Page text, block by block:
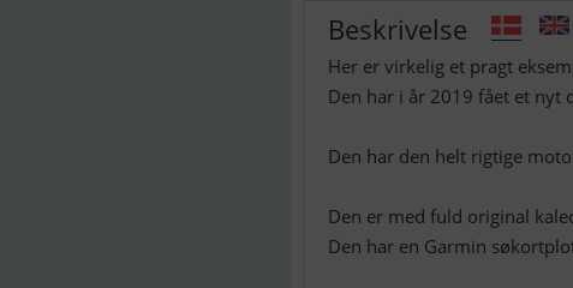
Beskrivelse
Her er virkelig et pragt
Den har i år 2019 fået et nyt
Den har den helt rigtige
Den er med fuld original
Den har en Garmin